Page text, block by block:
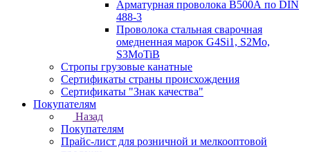
Арматурная проволока В500А по DIN
488-3
Проволока стальная сварочная
омедненная марок G4Si1, S2Mo,
S3MoTiB
Стропы грузовые канатные
Сертификаты страны происхождения
Сертификаты "Знак качества"
Покупателям
Назад
Покупателям
Прайс-лист для розничной и мелкооптовой